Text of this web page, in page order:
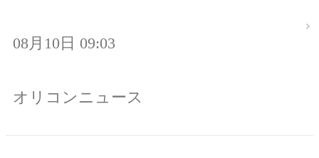
08月10日 09:03
オリコンニュース